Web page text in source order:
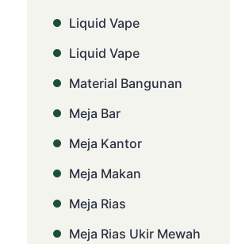
Liquid Vape
Liquid Vape
Material Bangunan
Meja Bar
Meja Kantor
Meja Makan
Meja Rias
Meja Rias Ukir Mewah